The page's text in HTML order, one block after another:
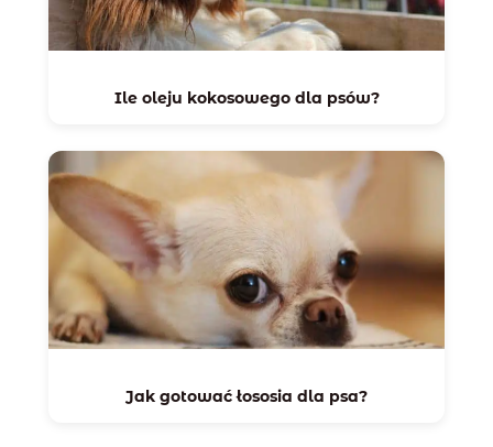
Ile oleju kokosowego dla psów?
Jak gotować łososia dla psa?